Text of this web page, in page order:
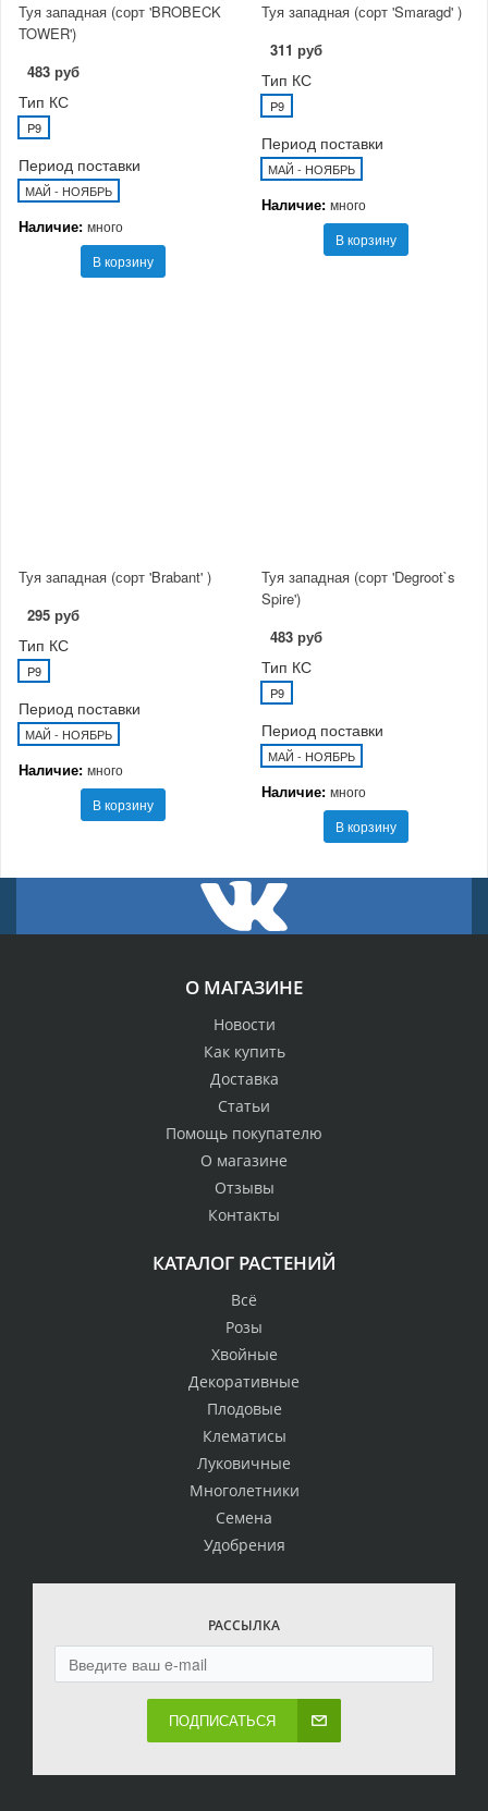
Туя западная (сорт 'BROBECK
TOWER')
483 руб
Тип КС
P9
Период поставки
МАЙ - НОЯБРЬ
Наличие: много
В корзину
Туя западная (сорт 'Smaragd' )
311 руб
Тип КС
P9
Период поставки
МАЙ - НОЯБРЬ
Наличие: много
В корзину
Туя западная (сорт 'Brabant' )
295 руб
Тип КС
P9
Период поставки
МАЙ - НОЯБРЬ
Наличие: много
В корзину
Туя западная (сорт 'Degroot`s
Spire')
483 руб
Тип КС
P9
Период поставки
МАЙ - НОЯБРЬ
Наличие: много
В корзину
О МАГАЗИНЕ
Новости
Как купить
Доставка
Статьи
Помощь покупателю
О магазине
Отзывы
Контакты
КАТАЛОГ РАСТЕНИЙ
Всё
Розы
Хвойные
Декоративные
Плодовые
Клематисы
Луковичные
Многолетники
Семена
Удобрения
РАССЫЛКА
ПОДПИСАТЬСЯ